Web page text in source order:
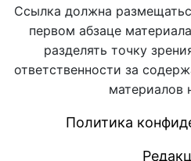
Ссылка должна
первом абзаце
разделять точку
ответственности за
материалов
Политика